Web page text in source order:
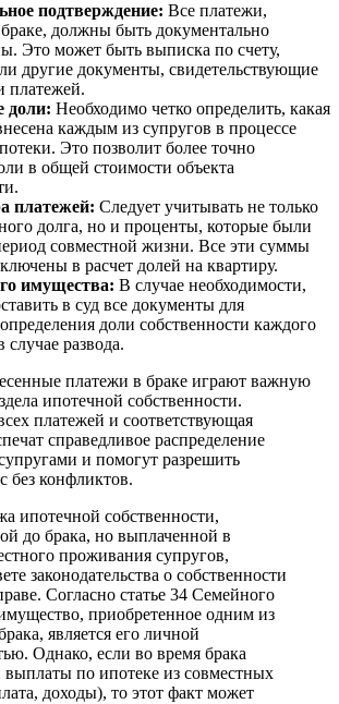
подтверждение: Все платежи,
должны быть документально
Это может быть выписка по счету,
другие документы, свидетельствующие
платежей.
доли: Необходимо четко определить, какая
каждым из супругов в процессе
Это позволит более точно
в общей стоимости объекта
платежей: Следует учитывать не только
долга, но и проценты, которые были
совместной жизни. Все эти суммы
в расчет долей на квартиру.
имущества: В случае необходимости,
в суд все документы для
доли собственности каждого
случае развода.
платежи в браке играют важную
ипотечной собственности.
платежей и соответствующая
справедливое распределение
и помогут разрешить
без конфликтов.
ипотечной собственности,
до брака, но выплаченной в
проживания супругов,
законодательства о собственности
Согласно статье 34 Семейного
приобретенное одним из
является его личной
Однако, если во время брака
выплаты по ипотеке из совместных
доходы), то этот факт может